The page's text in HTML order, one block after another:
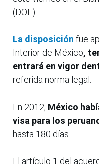
(DOF).
La disposición fue
Interior de México,
entrará en vigor
referida norma legal.
En 2012, México
visa para los
hasta 180 días.
El artículo 1 del